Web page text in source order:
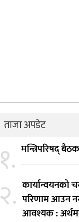
ताजा अपडेट
१. मन्त्रिपरिषद्
२. कार्यान्वयनको
परिणाम आउन
आवश्यक :